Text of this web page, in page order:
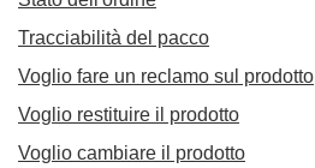
Tracciabilità del pacco
Voglio fare un reclamo sul prodotto
Voglio restituire il prodotto
Voglio cambiare il prodotto